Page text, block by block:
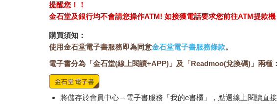
提醒您！！
金石堂及銀行均不會請您操作ATM! 如接獲電話要求您前往ATM提款
購買須知：
使用金石堂電子書服務即為同意金石堂電子書服務條款。
電子書分為「金石堂(線上閱讀+APP)」及「Readmoo(兌換碼)」兩種：
將儲存於會員中心→電子書服務「我的e書櫃」，點選線上閱讀直接